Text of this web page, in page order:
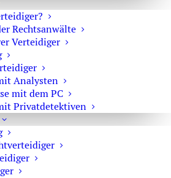
Rechtsanwälte
Verteidiger
Analysten
mit dem PC
Privatdetektiven
Ermittlungsverfahren bis zur
in Berlin
720 22 970
+49 171 654 3669
– keine Aussage ohne
in Berlin
Oliver Marson, Fachanwalt für